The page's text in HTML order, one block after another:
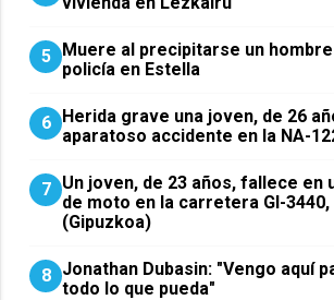
5 Muere al precipitarse un hombre
policía en Estella
6 Herida grave una joven, de 26
aparatoso accidente en la NA-
7 Un joven, de 23 años, fallece en
de moto en la carretera GI-3440,
(Gipuzkoa)
8 Jonathan Dubasin: "Vengo aquí
todo lo que pueda"